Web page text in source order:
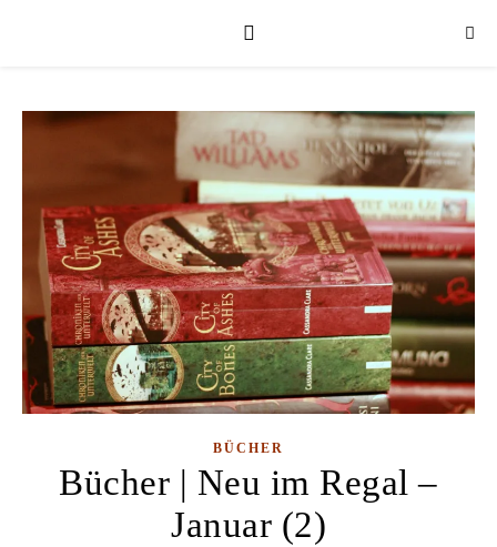
BÜCHER
Bücher | Neu im Regal –
Januar (2)